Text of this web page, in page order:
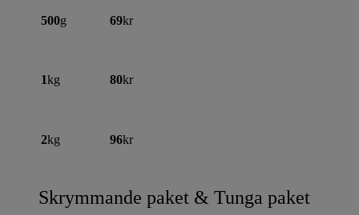
500g 69kr
1kg 80kr
2kg 96kr
Skrymmande paket & Tunga paket